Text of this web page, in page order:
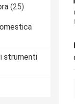
(25)
strumenti